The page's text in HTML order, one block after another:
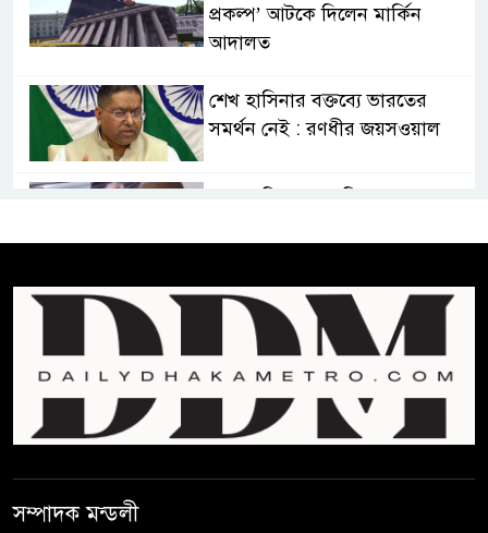
প্রকল্প’ আটকে দিলেন মার্কিন
আদালত
শেখ হাসিনার বক্তব্যে ভারতের
সমর্থন নেই : রণধীর জয়সওয়াল
বিলুপ্ত হচ্ছে র‍্যাব,নতুন বাহিনী
‘স্পেশাল রেসপন্স ব্যাটালিয়ন’
শেখ হাসিনা প্রসঙ্গে ভারতের ভূমিকা
নিয়ে বাংলাদেশের ক্ষুব্ধ প্রতিক্রিয়া
সম্পাদক মন্ডলী